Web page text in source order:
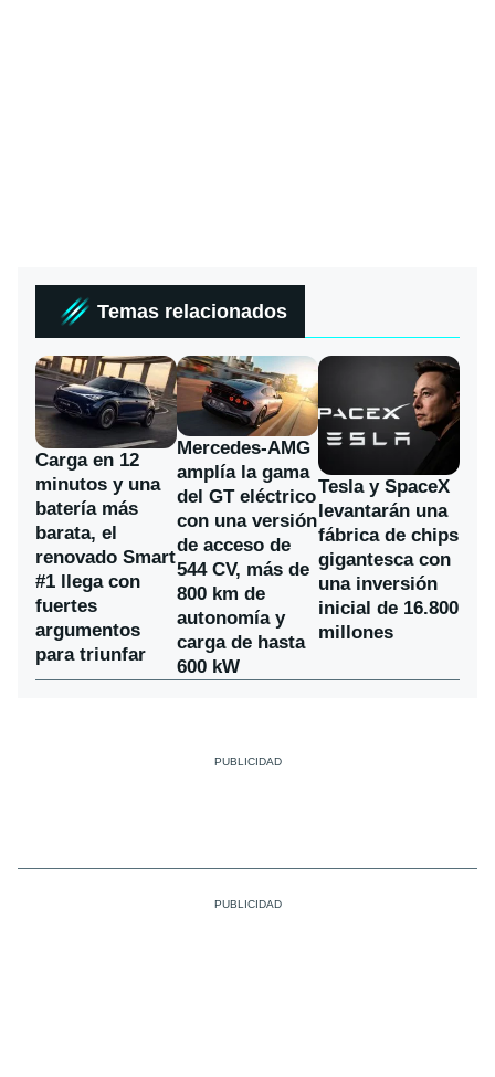
Temas relacionados
Carga en 12
minutos y una
batería más
barata, el
renovado Smart
#1 llega con
fuertes
argumentos
para triunfar
Mercedes-AMG
amplía la gama
del GT eléctrico
con una versión
de acceso de
544 CV, más de
800 km de
autonomía y
carga de hasta
600 kW
Tesla y SpaceX
levantarán una
fábrica de chips
gigantesca con
una inversión
inicial de 16.800
millones